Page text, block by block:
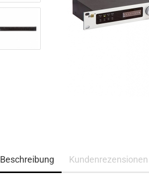
Beschreibung Kundenrezensionen